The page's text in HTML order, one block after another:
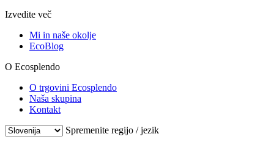
Izvedite več
Mi in naše okolje
EcoBlog
O Ecosplendo
O trgovini Ecosplendo
Naša skupina
Kontakt
Spremenite regijo / jezik